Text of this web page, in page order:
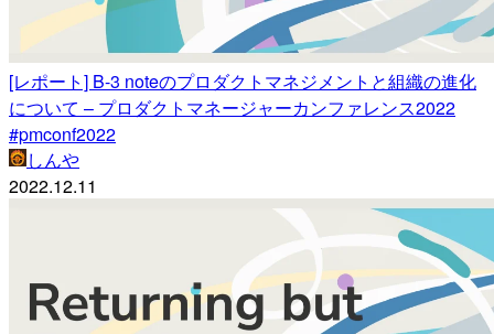
[レポート] B-3 noteのプロダクトマネジメントと組織の進化
について – プロダクトマネージャーカンファレンス2022
#pmconf2022
しんや
2022.12.11